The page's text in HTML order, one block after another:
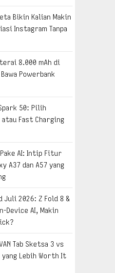
Bikin Kalian Makin
Instagram Tanpa
8.000 mAh di
Powerbank
50: Pilih
atau Fast Charging
Pake AI: Intip Fitur
A37 dan A57 yang
Juli 2026: Z Fold 8 &
Device AI, Makin
Tab Sketsa 3 vs
yang Lebih Worth It